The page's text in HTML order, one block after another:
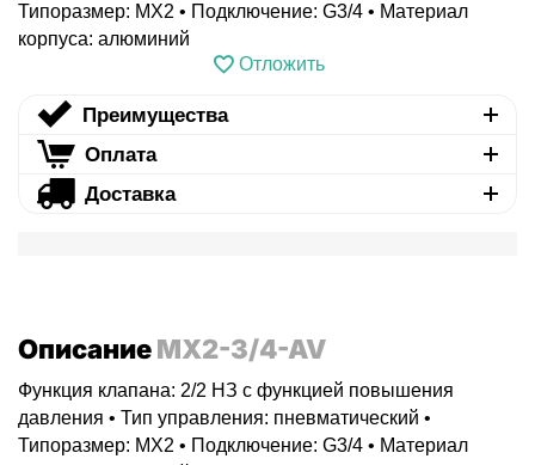
Типоразмер: MX2 • Подключение: G3/4 • Материал
корпуса: алюминий
Отложить
Преимущества
Оплата
Доставка
ОписаниеMX2-3/4-AV
Функция клапана: 2/2 НЗ с функцией повышения
давления • Тип управления: пневматический •
Типоразмер: MX2 • Подключение: G3/4 • Материал